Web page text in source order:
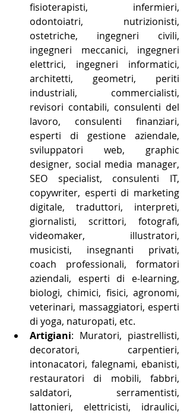
fisioterapisti, infermieri,
odontoiatri, nutrizionisti,
ostetriche, ingegneri civili,
ingegneri meccanici, ingegneri
elettrici, ingegneri informatici,
architetti, geometri, periti
industriali, commercialisti,
revisori contabili, consulenti del
lavoro, consulenti finanziari,
esperti di gestione aziendale,
sviluppatori web, graphic
designer, social media manager,
SEO specialist, consulenti IT,
copywriter, esperti di marketing
digitale, traduttori, interpreti,
giornalisti, scrittori, fotografi,
videomaker, illustratori,
musicisti, insegnanti privati,
coach professionali, formatori
aziendali, esperti di e-learning,
biologi, chimici, fisici, agronomi,
veterinari, massaggiatori, esperti
di yoga, naturopati, etc.
Artigiani: Muratori, piastrellisti,
decoratori, carpentieri,
intonacatori, falegnami, ebanisti,
restauratori di mobili, fabbri,
saldatori, serramentisti,
lattonieri, elettricisti, idraulici,